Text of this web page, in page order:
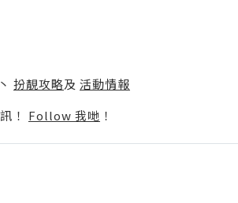
丶 扮靚攻略及 活動情報
！ Follow 我哋 ！